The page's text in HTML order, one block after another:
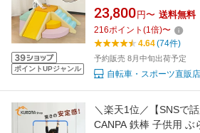
ポイントUPジャンル
ッション 滑り台 すべ
機能 大型 室内 遊具 マ
ス 子供 こども キッズ
23,800 円〜 送料無料
216ポイント (1倍)〜
4.64(74件)
予約販売 8月中旬出荷予定
自転車・スポーツ直販
＼楽天1位／【SNSで
CANPA 鉄棒 子供用 ぶ